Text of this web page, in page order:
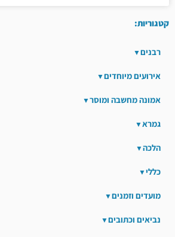
קטגוריות:
רבנים
אירועים מיוחדים
אמונה מחשבה ומוסר
גמרא
הלכה
כללי
מועדים וזמנים
נביאים וכתובים